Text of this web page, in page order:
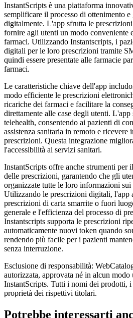
InstantScripts è una piattaforma
semplificare il processo di ottenimento
digitalmente. L'app sfrutta le
fornire agli utenti un modo conveniente
farmaci. Utilizzando Instantscripts, i
digitali per le loro prescrizioni tramite
quindi essere presentate alle farmacie
farmaci.
Le caratteristiche chiave dell'app
modo efficiente le prescrizioni
ricariche dei farmaci e facilitare la
direttamente alle case degli utenti.
telehealth, consentendo ai pazienti di
assistenza sanitaria in remoto e ricevere
prescrizioni. Questa integrazione
l'accessibilità ai servizi sanitari.
InstantScripts offre anche strumenti per
delle prescrizioni, garantendo che gli
organizzate tutte le loro informazioni
Utilizzando le prescrizioni digitali, l'app
prescrizioni di carta smarrite o fuori
generale e l'efficienza del processo di
Instantscripts supporta le prescrizioni
automaticamente nuovi token quando
rendendo più facile per i pazienti
senza interruzione.
Esclusione di responsabilità:
autorizzata, approvata né in alcun
InstantScripts. Tutti i nomi dei prodotti,
proprietà dei rispettivi titolari.
Potrebbe interessarti